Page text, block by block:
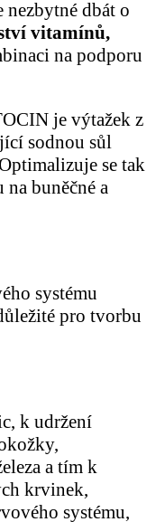
nezbytné dbát o
vitamínů,
na podporu
je výtažek z
sodnou sůl
se tak
buněčné a
systému
pro tvorbu
k udržení
a tím k
krvinek,
systému,